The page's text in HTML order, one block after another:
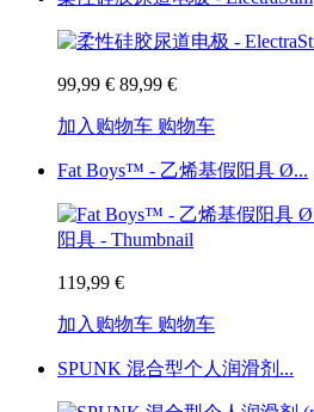
99,99 € 89,99 €
加入购物车 购物车
Fat Boys™ - 乙烯基假阳具 Ø...
119,99 €
加入购物车 购物车
SPUNK 混合型个人润滑剂...